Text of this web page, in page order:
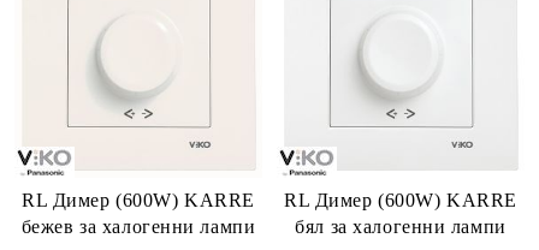
RL Димер (600W) KARRE
бежев за халогенни лампи
RL Димер (600W) KARRE
бял за халогенни лампи